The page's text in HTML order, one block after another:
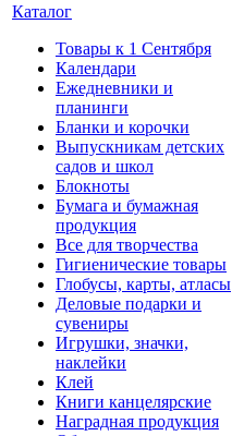
Каталог
Товары к 1 Сентября
Календари
Ежедневники и
планинги
Бланки и корочки
Выпускникам детских
садов и школ
Блокноты
Бумага и бумажная
продукция
Все для творчества
Гигиенические товары
Глобусы, карты, атласы
Деловые подарки и
сувениры
Игрушки, значки,
наклейки
Клей
Книги канцелярские
Наградная продукция